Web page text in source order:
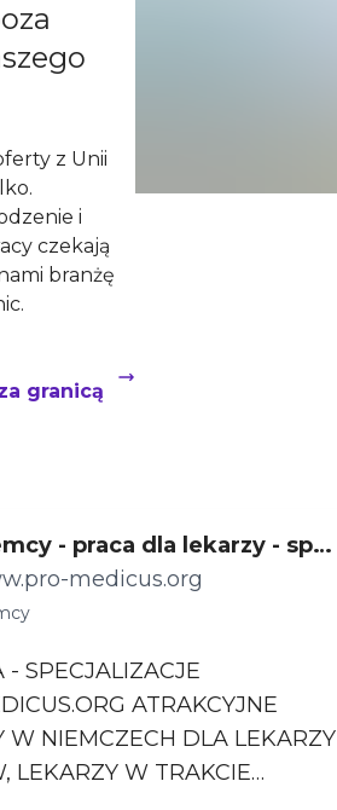
z Unii
i
czekają
branżę
granicą
- praca dla lekarzy - spe
medicus.org
- SPECJALIZACJE
ATRAKCYJNE
W NIEMCZECH DLA LEKARZY